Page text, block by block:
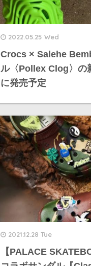
2022.05.25 Wed
Crocs × Salehe
ル〈Pollex Clog〉の
に発売予定
2021.12.28 Tue
【PALACE